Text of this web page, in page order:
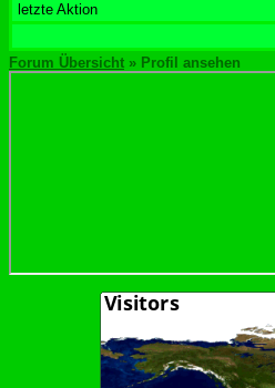
letzte Aktion
Forum Übersicht » Profil ansehen